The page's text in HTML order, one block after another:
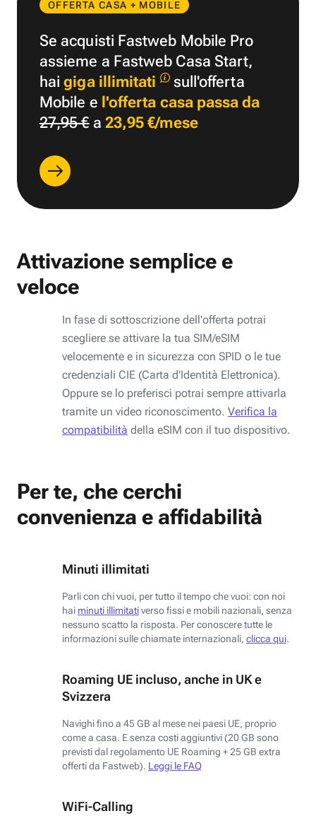
OFFERTA CASA + MOBILE
Se acquisti Fastweb Mobile Pro
assieme a Fastweb Casa Start,
haigiga illimitati
sull'offerta
Mobile e l'offerta casa passa da
27,95 €a 23,95 €/mese
Attivazione semplice e
veloce
In fase di sottoscrizione dell'offerta potrai
scegliere se attivare la tua SIM/eSIM
velocemente e in sicurezza con SPID o le tue
credenziali CIE (Carta d'Identità Elettronica).
Oppure se lo preferisci potrai sempre attivarla
tramite un video riconoscimento. Verifica la
compatibilità della eSIM con il tuo dispositivo.
Per te, che cerchi
convenienza e affidabilità
Minuti illimitati
Parli con chi vuoi, per tutto il tempo che vuoi: con noi
hai minuti illimitativerso fissi e mobili nazionali, senza
nessuno scatto la risposta. Per conoscere tutte le
informazioni sulle chiamate internazionali, clicca qui.
Roaming UE incluso, anche in UK e
Svizzera
Navighi fino a 45 GB al mese nei paesi UE, proprio
come a casa. E senza costi aggiuntivi (20 GB sono
previsti dal regolamento UE Roaming + 25 GB extra
offerti da Fastweb). Leggi le FAQ
WiFi-Calling